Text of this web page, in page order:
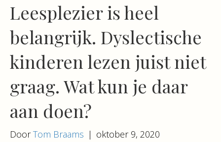
Leesplezier is heel
belangrijk. Dyslectische
kinderen lezen juist niet
graag. Wat kun je daar
aan doen?
DoorTom Braams | oktober 9, 2020